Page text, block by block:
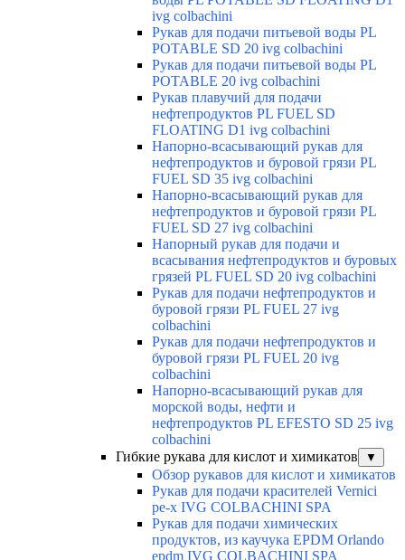
ivg colbachini
Рукав для подачи питьевой воды PL
POTABLE SD 20 ivg colbachini
Рукав для подачи питьевой воды PL
POTABLE 20 ivg colbachini
Рукав плавучий для подачи
нефтепродуктов PL FUEL SD
FLOATING D1 ivg colbachini
Напорно-всасывающий рукав для
нефтепродуктов и буровой грязи PL
FUEL SD 35 ivg colbachini
Напорно-всасывающий рукав для
нефтепродуктов и буровой грязи PL
FUEL SD 27 ivg colbachini
Напорный рукав для подачи и
всасывания нефтепродуктов и буровых
грязей PL FUEL SD 20 ivg colbachini
Рукав для подачи нефтепродуктов и
буровой грязи PL FUEL 27 ivg
colbachini
Рукав для подачи нефтепродуктов и
буровой грязи PL FUEL 20 ivg
colbachini
Напорно-всасывающий рукав для
морской воды, нефти и
нефтепродуктов PL EFESTO SD 25 ivg
colbachini
Гибкие рукава для кислот и химикатов
▼
Обзор рукавов для кислот и химикатов
Рукав для подачи красителей Vernici
pe-x IVG COLBACHINI SPA
Рукав для подачи химических
продуктов, из каучука EPDM Orlando
epdm IVG COLBACHINI SPA